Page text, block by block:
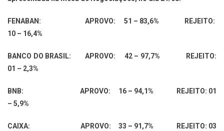
FENABAN: APROVO: 51 – 83,6% REJEITO:
10 – 16,4%
BANCO DO BRASIL: APROVO: 42 – 97,7% REJEITO:
01 – 2,3%
BNB: APROVO: 16 – 94,1% REJEITO: 01
– 5,9%
CAIXA: APROVO: 33 – 91,7% REJEITO: 03